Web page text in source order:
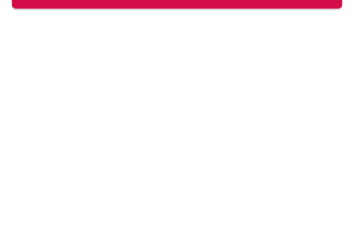
給料が０円になり、家にいながら、しかも空いた時間でできるオークション